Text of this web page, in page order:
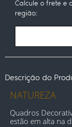
Calcule o frete e
região:
Descrição do
NATUREZA
Quadros
estão em alta na